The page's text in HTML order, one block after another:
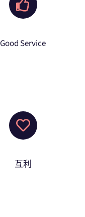
Good Service
互利